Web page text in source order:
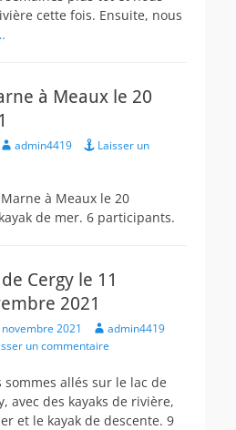
cette fois. Ensuite, nous
à Meaux le 20
Author
admin4419
Laisser un
à Meaux le 20
de mer. 6 participants.
Cergy le 11
2021
novembre 2021 Author
admin4419
un commentaire
sommes allés sur le lac de
avec des kayaks de rivière,
et le kayak de descente. 9